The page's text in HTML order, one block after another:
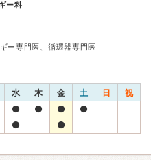
ー科
ー専門医、循環器専門医
水 木 金 土 日 祝